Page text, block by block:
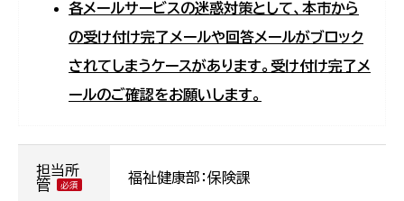
各メールサービスの迷惑対策として、本市から
の受け付け完了メールや回答メールがブロック
されてしまうケースがあります。受け付け完了メ
ールのご確認をお願いします。
担当所
管
福祉健康部：保険課